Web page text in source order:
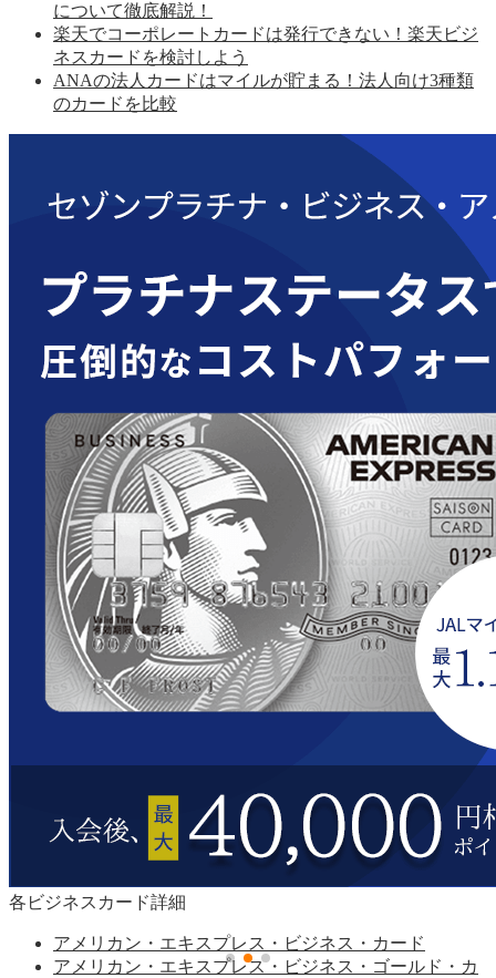
について徹底解説！
楽天でコーポレートカードは発行できない！楽天ビジ
ネスカードを検討しよう
ANAの法人カードはマイルが貯まる！法人向け3種類
のカードを比較
各ビジネスカード詳細
アメリカン・エキスプレス・ビジネス・カード
アメリカン・エキスプレス・ビジネス・ゴールド・カ